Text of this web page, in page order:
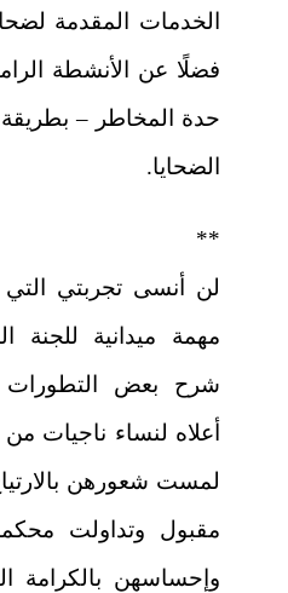
الخدمات المقدمة
فضلًا عن الأنشطة
حدة المخاطر – بطريقة
الضحايا.
**
لن أنسى تجربتي
مهمة ميدانية للجنة
شرح بعض التطورات
أعلاه لنساء ناجيات
لمست شعورهن
مقبول وتداولت
وإحساسهن بالكرامة